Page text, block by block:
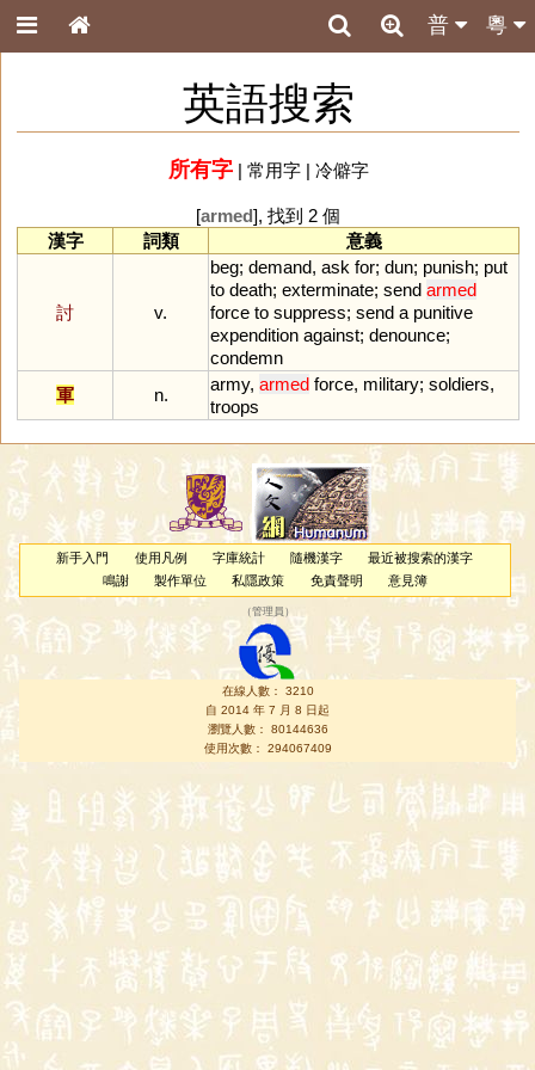
粵
普
英語搜索
所有字| 常用字| 冷僻字
[armed], 找到 2 個
漢字
詞類 意義
討 v.
beg; demand, ask for; dun; punish; put
to death; exterminate; send armed
force to suppress; send a punitive
expendition against; denounce;
condemn
軍
n.
army, armed force, military; soldiers,
troops
新手入門 使用凡例 字庫統計 隨機漢字
最近被搜索的漢字
鳴謝
製作單位 私隱政策 免責聲明 意見簿
（管理員 ）
在線人數： 3210
自 2014 年 7 月 8 日起
瀏覽人數： 80144636
使用次數： 294067409